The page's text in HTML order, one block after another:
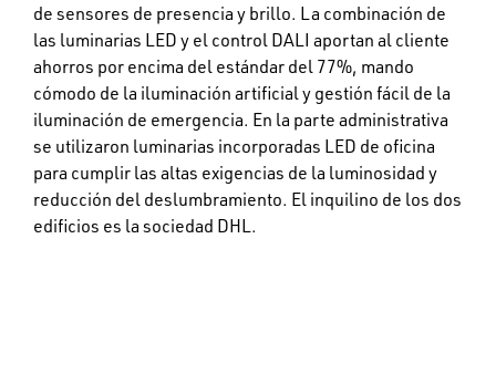
de sensores de presencia y brillo. La combinación de
las luminarias LED y el control DALI aportan al cliente
ahorros por encima del estándar del 77%, mando
cómodo de la iluminación artificial y gestión fácil de la
iluminación de emergencia. En la parte administrativa
se utilizaron luminarias incorporadas LED de oficina
para cumplir las altas exigencias de la luminosidad y
reducción del deslumbramiento. El inquilino de los dos
edificios es la sociedad DHL.